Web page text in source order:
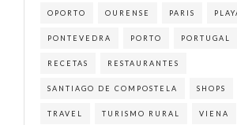
OPORTO OURENSE PARIS
PONTEVEDRA PORTO PORTUGAL
RECETAS RESTAURANTES
SANTIAGO DE COMPOSTELA SHOPS
TRAVEL TURISMO RURAL VIENA